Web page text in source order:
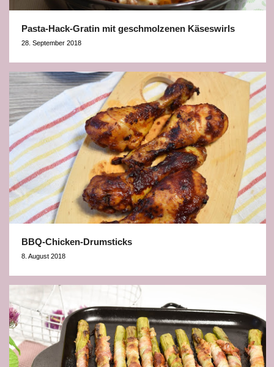
Pasta-Hack-Gratin mit geschmolzenen Käseswirls
28. September 2018
BBQ-Chicken-Drumsticks
8. August 2018